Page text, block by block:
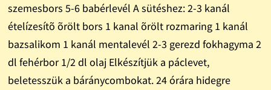
szemesbors 5-6 babérlevél A sütéshez: 2-3 kanál
ételízesítõ õrölt bors 1 kanal õrölt rozmaring 1 kanál
bazsalikom 1 kanál mentalevél 2-3 gerezd fokhagyma 2
dl fehérbor 1/2 dl olaj Elkészítjük a páclevet,
beletesszük a báránycombokat. 24 órára hidegre